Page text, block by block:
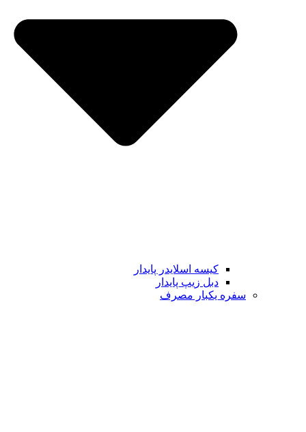
کیسه اسلایدر پایدار
دبل زیپ پایدار
سفره یکبار مصرف